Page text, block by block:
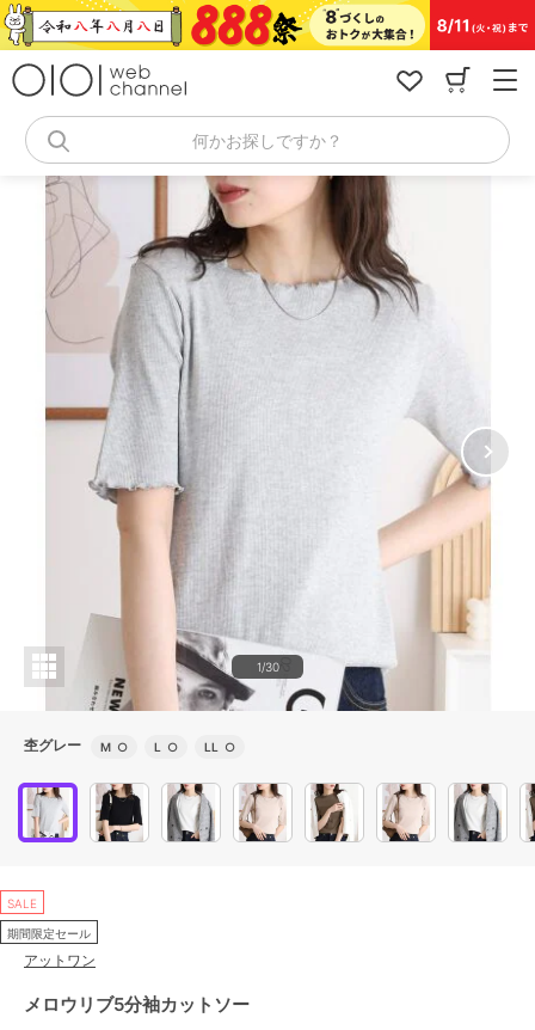
コ
ン
何かお探しですか？
1/30
杢グレー M ○ L ○ LL ○
SALE
期間限定セール
アットワン
メロウリブ5分袖カットソー